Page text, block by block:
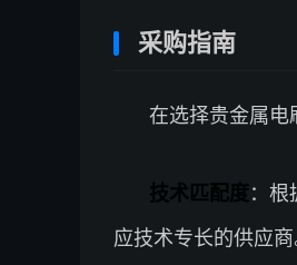
采购指南
在选择贵金属电
技术匹配度：根
应技术专长的供应